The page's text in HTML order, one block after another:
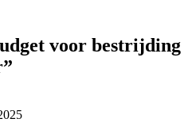
voor bestrijding